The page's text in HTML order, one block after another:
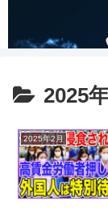
2025
2025年2月